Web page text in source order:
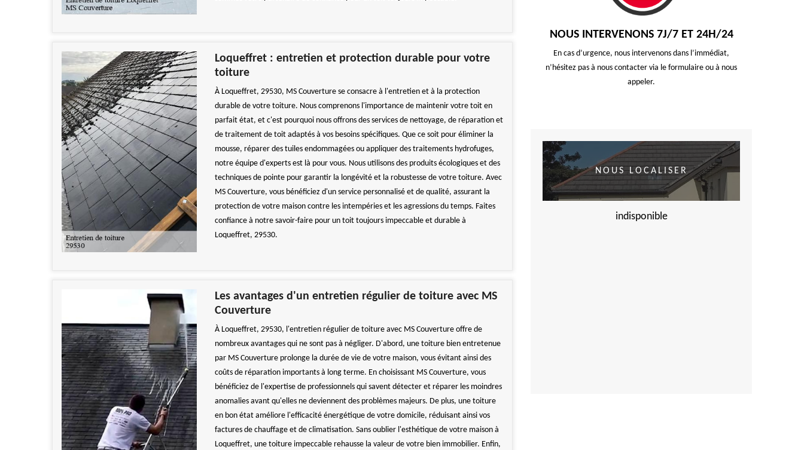
Loqueffret : entretien et protection durable pour votre
toiture
À Loqueffret, 29530, MS Couverture se consacre à l'entretien et à la protection
durable de votre toiture. Nous comprenons l'importance de maintenir votre toit en
parfait état, et c'est pourquoi nous offrons des services de nettoyage, de réparation et
de traitement de toit adaptés à vos besoins spécifiques. Que ce soit pour éliminer la
mousse, réparer des tuiles endommagées ou appliquer des traitements hydrofuges,
notre équipe d'experts est là pour vous. Nous utilisons des produits écologiques et des
techniques de pointe pour garantir la longévité et la robustesse de votre toiture. Avec
MS Couverture, vous bénéficiez d'un service personnalisé et de qualité, assurant la
protection de votre maison contre les intempéries et les agressions du temps. Faites
confiance à notre savoir-faire pour un toit toujours impeccable et durable à
Loqueffret, 29530.
Les avantages d'un entretien régulier de toiture avec MS
Couverture
À Loqueffret, 29530, l'entretien régulier de toiture avec MS Couverture offre de
nombreux avantages qui ne sont pas à négliger. D'abord, une toiture bien entretenue
par MS Couverture prolonge la durée de vie de votre maison, vous évitant ainsi des
coûts de réparation importants à long terme. En choisissant MS Couverture, vous
bénéficiez de l'expertise de professionnels qui savent détecter et réparer les moindres
anomalies avant qu'elles ne deviennent des problèmes majeurs. De plus, une toiture
en bon état améliore l'efficacité énergétique de votre domicile, réduisant ainsi vos
factures de chauffage et de climatisation. Sans oublier l'esthétique de votre maison à
Loqueffret, une toiture impeccable rehausse la valeur de votre bien immobilier. Enfin,
NOUS INTERVENONS 7J/7 ET 24H/24
En cas d’urgence, nous intervenons dans l’immédiat,
n’hésitez pas à nous contacter via le formulaire ou à nous
appeler.
NOUS LOCALISER
indisponible